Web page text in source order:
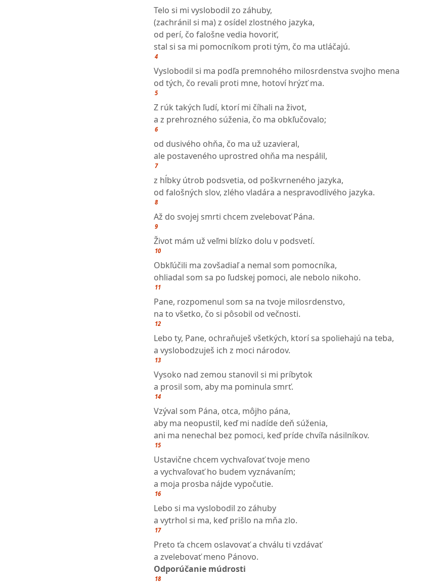
Telo si mi vyslobodil zo záhuby,
(zachránil si ma) z osídel zlostného jazyka,
od perí, čo falošne vedia hovoriť,
stal si sa mi pomocníkom proti tým, čo ma utláčajú.
4
Vyslobodil si ma podľa premnohého milosrdenstva svojho mena
od tých, čo revali proti mne, hotoví hrýzť ma.
5
Z rúk takých ľudí, ktorí mi číhali na život,
a z prehrozného súženia, čo ma obkľučovalo;
6
od dusivého ohňa, čo ma už uzavieral,
ale postaveného uprostred ohňa ma nespálil,
7
z hĺbky útrob podsvetia, od poškvrneného jazyka,
od falošných slov, zlého vladára a nespravodlivého jazyka.
8
Až do svojej smrti chcem zvelebovať Pána.
9
Život mám už veľmi blízko dolu v podsvetí.
10
Obkľúčili ma zovšadiaľ a nemal som pomocníka,
ohliadal som sa po ľudskej pomoci, ale nebolo nikoho.
11
Pane, rozpomenul som sa na tvoje milosrdenstvo,
na to všetko, čo si pôsobil od večnosti.
12
Lebo ty, Pane, ochraňuješ všetkých, ktorí sa spoliehajú na teba,
a vyslobodzuješ ich z moci národov.
13
Vysoko nad zemou stanovil si mi príbytok
a prosil som, aby ma pominula smrť.
14
Vzýval som Pána, otca, môjho pána,
aby ma neopustil, keď mi nadíde deň súženia,
ani ma nenechal bez pomoci, keď príde chvíľa násilníkov.
15
Ustavične chcem vychvaľovať tvoje meno
a vychvaľovať ho budem vyznávaním;
a moja prosba nájde vypočutie.
16
Lebo si ma vyslobodil zo záhuby
a vytrhol si ma, keď prišlo na mňa zlo.
17
Preto ťa chcem oslavovať a chválu ti vzdávať
a zvelebovať meno Pánovo.
Odporúčanie múdrosti
18